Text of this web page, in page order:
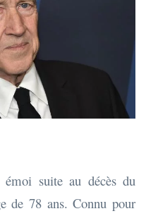
suite au décès du
de 78 ans. Connu pour